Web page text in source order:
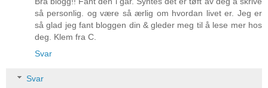
så personlig. og være så ærlig om hvordan livet er. Jeg er
så glad jeg fant bloggen din & gleder meg til å lese mer hos
deg. Klem fra C.
Svar
Svar